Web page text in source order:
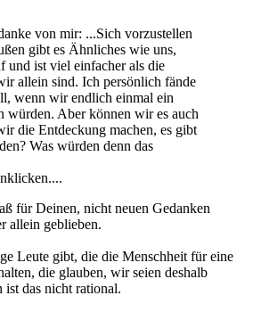
von mir: ...Sich vorzustellen
gibt es Ähnliches wie uns,
und ist viel einfacher als die
allein sind. Ich persönlich fände
wenn wir endlich einmal ein
würden. Aber können wir es auch
die Entdeckung machen, es gibt
Was würden denn das
für Deinen, nicht neuen Gedanken
allein geblieben.
Leute gibt, die die Menschheit für eine
die glauben, wir seien deshalb
das nicht rational.